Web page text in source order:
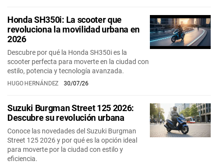
Honda SH350i: La scooter que
revoluciona la movilidad urbana en
2026
Descubre por qué la Honda SH350i es la
scooter perfecta para moverte en la ciudad con
estilo, potencia y tecnología avanzada.
HUGO HERNÁNDEZ 30/07/26
Suzuki Burgman Street 125 2026:
Descubre su revolución urbana
Conoce las novedades del Suzuki Burgman
Street 125 2026 y por qué es la opción ideal
para moverte por la ciudad con estilo y
eficiencia.